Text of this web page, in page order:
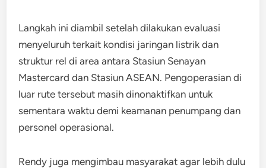
Langkah ini diambil setelah dilakukan evaluasi
menyeluruh terkait kondisi jaringan listrik dan
struktur rel di area antara Stasiun Senayan
Mastercard dan Stasiun ASEAN. Pengoperasian di
luar rute tersebut masih dinonaktifkan untuk
sementara waktu demi keamanan penumpang dan
personel operasional.
Rendy juga mengimbau masyarakat agar lebih dulu